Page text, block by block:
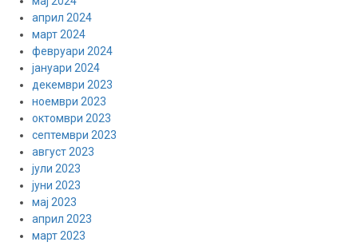
април 2024
март 2024
февруари 2024
јануари 2024
декември 2023
ноември 2023
октомври 2023
септември 2023
август 2023
јули 2023
јуни 2023
мај 2023
април 2023
март 2023